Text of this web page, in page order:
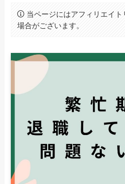
当ページにはアフィリエイ
場合がございます。